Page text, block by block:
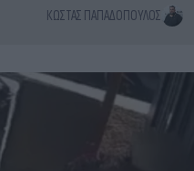
ΚΏΣΤΑΣ ΠΑΠΑΔΌΠΟΥΛΟΣ